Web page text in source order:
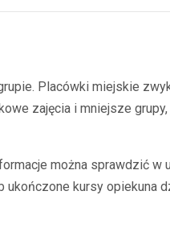
Placówki miejskie
zajęcia i mniejsze
można sprawdzić w
kursy opiekuna